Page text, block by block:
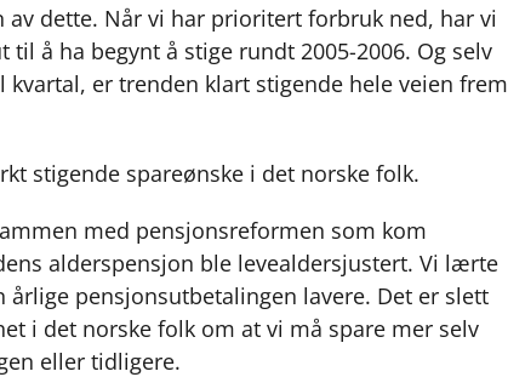
dette. Når vi har prioritert forbruk ned, har vi
å ha begynt å stige rundt 2005-2006. Og selv
er trenden klart stigende hele veien frem
stigende spareønske i det norske folk.
med pensjonsreformen som kom
alderspensjon ble levealdersjustert. Vi lærte
pensjonsutbetalingen lavere. Det er slett
i det norske folk om at vi må spare mer selv
eller tidligere.